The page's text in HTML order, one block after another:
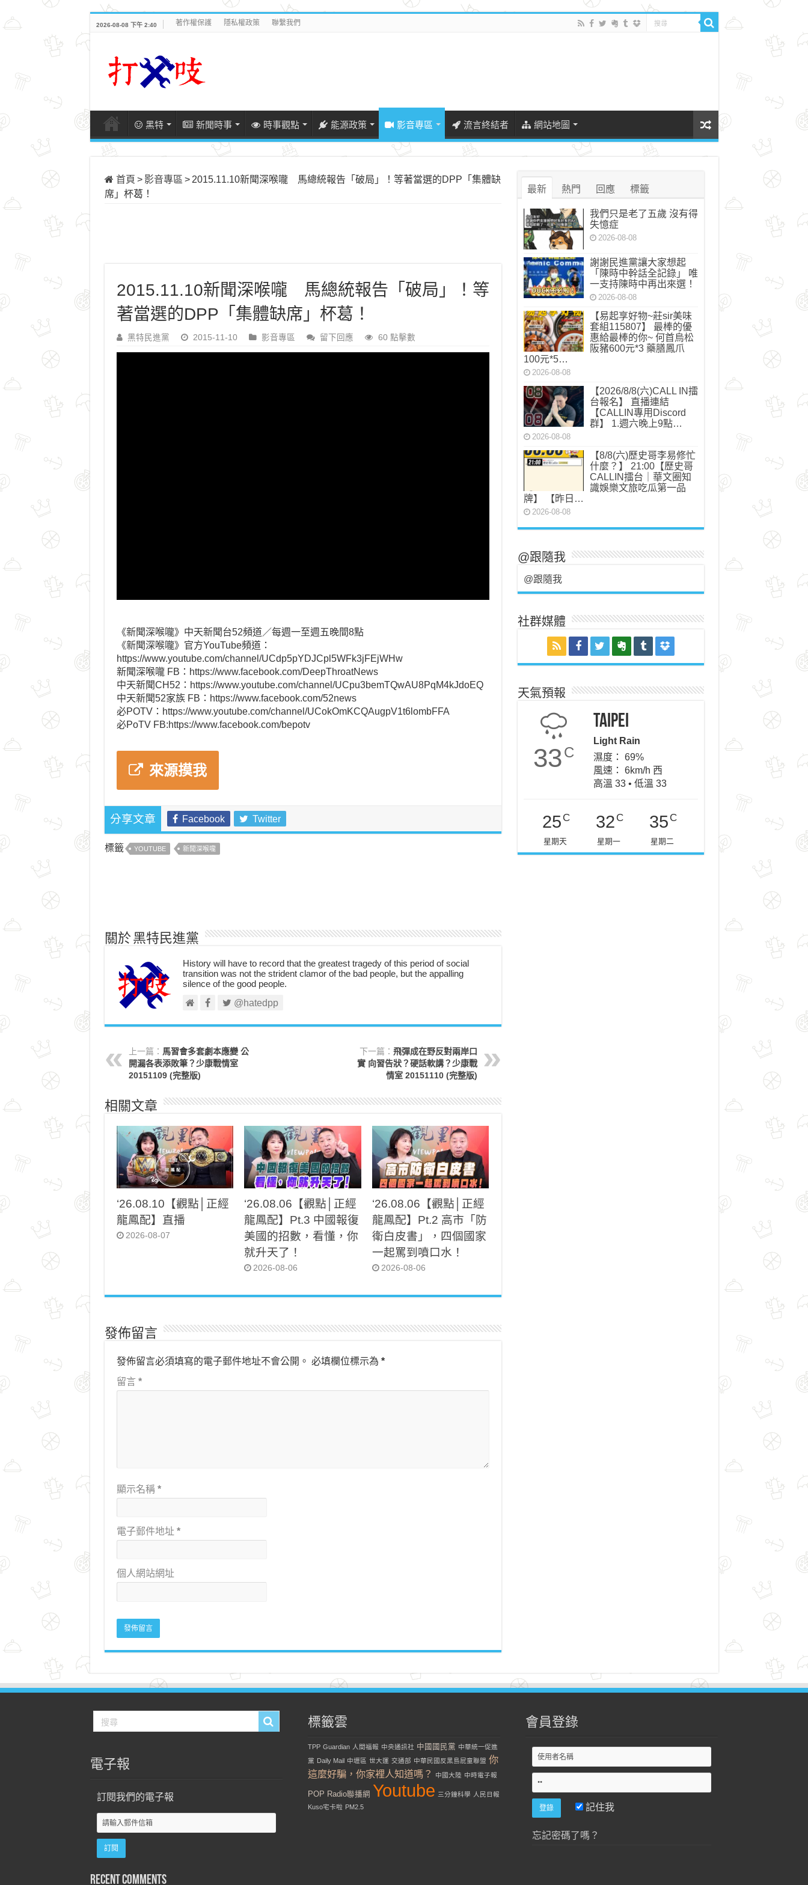
2026-08-08 下午 2:40 著作權保護 隱私權政策 聯繫我們
黑特 新聞時事 時事觀點 能源政策 影音專區 流言終結者 網站地圖
首頁 > 影音專區 > 2015.11.10新聞深喉嚨 馬總統報告「破局」！等著當選的DPP「集體缺
席」杯葛！
2015.11.10新聞深喉嚨 馬總統報告「破局」！等
著當選的DPP「集體缺席」杯葛！
黑特民進黨 2015-11-10 影音專區 留下回應 60 點擊數
《新聞深喉嚨》中天新聞台52頻道／每週一至週五晚間8點
《新聞深喉嚨》官方YouTube頻道：
https://www.youtube.com/channel/UCdp5pYDJCpl5WFk3jFEjWHw
新聞深喉嚨 FB：https://www.facebook.com/DeepThroatNews
中天新聞CH52：https://www.youtube.com/channel/UCpu3bemTQwAU8PqM4kJdoEQ
中天新聞52家族 FB：https://www.facebook.com/52news
必POTV：https://www.youtube.com/channel/UCokOmKCQAugpV1t6lombFFA
必PoTV FB:https://www.facebook.com/bepotv
來源摸我
分享文章 Facebook Twitter
標籤 YOUTUBE 新聞深喉嚨
關於 黑特民進黨
History will have to record that the greatest tragedy of this period of social
transition was not the strident clamor of the bad people, but the appalling
silence of the good people.
@hatedpp
上一篇： 馬習會多套劇本應變 公
開漏各表添敗筆？少康戰情室
20151109 (完整版)
下一篇： 飛彈成在野反對兩岸口
實 向習告狀？硬話軟講？少康戰
情室 20151110 (完整版)
相關文章
‘26.08.10【觀點│正經
龍鳳配】直播
2026-08-07
‘26.08.06【觀點│正經
龍鳳配】Pt.3 中國報復
美國的招數，看懂，你
就升天了！
2026-08-06
‘26.08.06【觀點│正經
龍鳳配】Pt.2 高市「防
衛白皮書」，四個國家
一起罵到噴口水！
2026-08-06
發佈留言
發佈留言必須填寫的電子郵件地址不會公開。 必填欄位標示為 *
留言 *
顯示名稱 *
電子郵件地址 *
個人網站網址
最新 熱門 回應 標籤
我們只是老了五歲 沒有得
失憶症
2026-08-08
謝謝民進黨讓大家想起
「陳時中幹話全記錄」 唯
一支持陳時中再出來選！
2026-08-08
【易起享好物~莊sir美味
套組115807】 最棒的優
惠給最棒的你~ 何首烏松
阪豬600元*3 藥膳鳳爪
100元*5…
2026-08-08
【2026/8/8(六)CALL IN擂
台報名】 直播連結
【CALLIN專用Discord
群】 1.週六晚上9點…
2026-08-08
【8/8(六)歷史哥李易修忙
什麼？】 21:00【歷史哥
CALLIN擂台｜華文圈知
識娛樂文旅吃瓜第一品
牌】 【昨日…
2026-08-08
@跟隨我
@跟隨我
社群媒體
天氣預報
33C
Taipei
Light Rain
濕度： 69%
風速： 6km/h 西
高溫 33 • 低溫 33
25 C
星期天
32 C
星期一
35 C
星期二
電子報
訂閱我們的電子報
Recent Comments
標籤雲
TPP Guardian 人間福報 中央通訊社 中國國民黨 中華統一促進
黨 Daily Mail 中壢區 世大運 交通部 中華民國反黑島屁童聯盟 你
這麼好騙，你家裡人知道嗎？
中國大陸 中時電子報
POP Radio聯播網 Youtube 三分鐘科學 人民日報
Kuso宅卡啦 PM2.5
會員登錄
記住我
忘記密碼了嗎？